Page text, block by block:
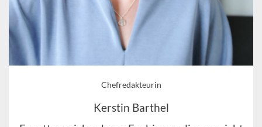
Chefredakteurin
Kerstin Barthel